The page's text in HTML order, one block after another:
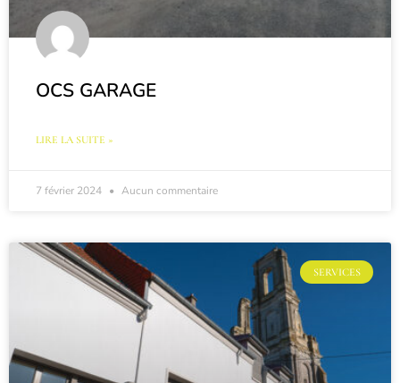
OCS GARAGE
LIRE LA SUITE »
7 février 2024 Aucun commentaire
SERVICES